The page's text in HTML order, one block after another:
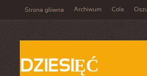
Strona główna Archiwum Cola
DZIESIĘĆ